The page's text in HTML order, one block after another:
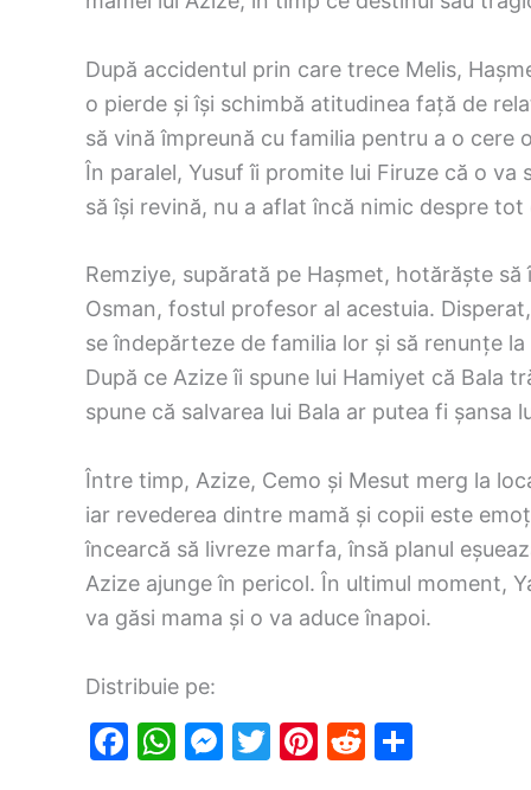
După accidentul prin care trece Melis,
o pierde și își schimbă atitudinea față de
să vină împreună cu familia pentru a o cere
În paralel, Yusuf îi promite lui Firuze că o va
să își revină, nu a aflat încă nimic despre tot
Remziye, supărată pe Hașmet, hotărăște
Osman, fostul profesor al acestuia.
se îndepărteze de familia lor și să renunțe la
După ce Azize îi spune lui Hamiyet că Bala
spune că salvarea lui Bala ar putea fi șansa
Între timp, Azize, Cemo și Mesut merg la
iar revederea dintre mamă și copii este
încearcă să livreze marfa, însă planul
Azize ajunge în pericol. În ultimul moment,
va găsi mama și o va aduce înapoi.
Distribuie pe:
F
W M T
Pi R